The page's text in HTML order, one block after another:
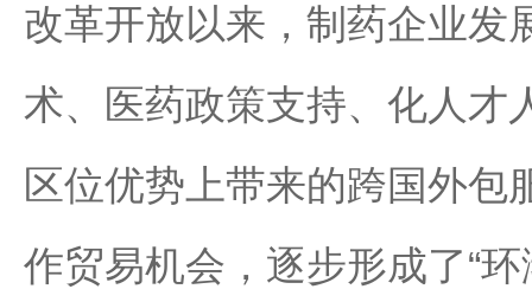
改革开放以来，制药企业发
术、医药政策支持、化人才
区位优势上带来的跨国外包
作贸易机会，逐步形成了“环